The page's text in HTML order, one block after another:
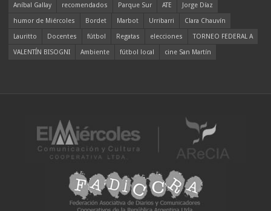
Aníbal Gallay
recomendados Parque Sur ATE
Jorge Díaz
humor de Miércoles
Bordet Marbot Urribarri
Clara Chauvín
Lauritto
Docentes fútbol Regatas elecciones
TORNEO FEDERAL A
VALENTÍN BISOGNI
Ambiente fútbol local cine San Martín